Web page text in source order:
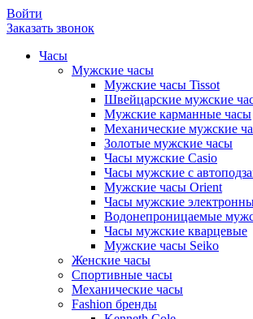
Войти
Заказать звонок
Часы
Мужские часы
Мужские часы Tissot
Швейцарские мужские
Мужские карманные часы
Механические мужские
Золотые мужские часы
Часы мужские Casio
Часы мужские с
Мужские часы Orient
Часы мужские
Водонепроницаемые
Часы мужские кварцевые
Мужские часы Seiko
Женские часы
Спортивные часы
Механические часы
Fashion бренды